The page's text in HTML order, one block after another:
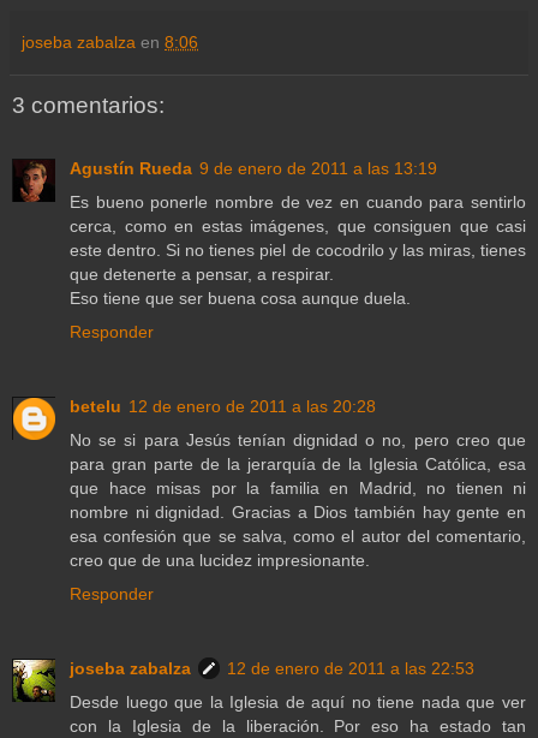
joseba zabalza en 8:06
3 comentarios:
Agustín Rueda 9 de enero de 2011 a las 13:19
Es bueno ponerle nombre de vez en cuando para sentirlo
cerca, como en estas imágenes, que consiguen que casi
este dentro. Si no tienes piel de cocodrilo y las miras, tienes
que detenerte a pensar, a respirar.
Eso tiene que ser buena cosa aunque duela.
Responder
betelu 12 de enero de 2011 a las 20:28
No se si para Jesús tenían dignidad o no, pero creo que
para gran parte de la jerarquía de la Iglesia Católica, esa
que hace misas por la familia en Madrid, no tienen ni
nombre ni dignidad. Gracias a Dios también hay gente en
esa confesión que se salva, como el autor del comentario,
creo que de una lucidez impresionante.
Responder
joseba zabalza
12 de enero de 2011 a las 22:53
Desde luego que la Iglesia de aquí no tiene nada que ver
con la Iglesia de la liberación. Por eso ha estado tan